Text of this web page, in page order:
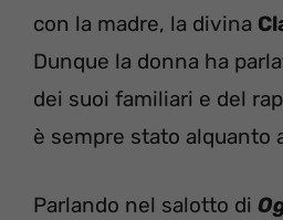
con la madre, la divina
Dunque la donna ha
dei suoi familiari e del
è sempre stato alquanto
Parlando nel salotto di